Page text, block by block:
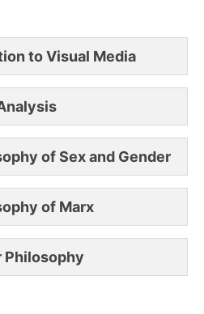
to Visual Media
of Sex and Gender
of Marx
Philosophy